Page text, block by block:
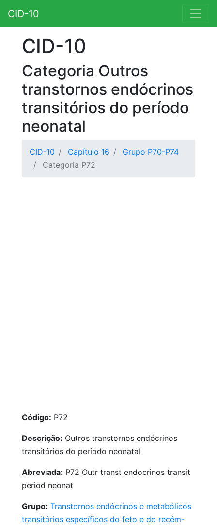
CID-10
CID-10
Categoria Outros
transtornos endócrinos
transitórios do período
neonatal
CID-10 Capítulo 16
Grupo P70-P74
Categoria P72
Código: P72
Descrição: Outros transtornos endócrinos
transitórios do período neonatal
Abreviada: P72 Outr transt endocrinos transit
period neonat
Grupo: Transtornos endócrinos e metabólicos
transitórios específicos do feto e do recém-